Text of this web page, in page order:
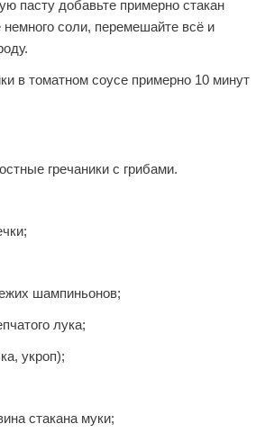
пасту добавьте примерно стакан
соли, перемешайте всё и
в томатном соусе примерно 10 минут
гречаники с грибами.
шампиньонов;
лука;
укроп);
стакана муки;